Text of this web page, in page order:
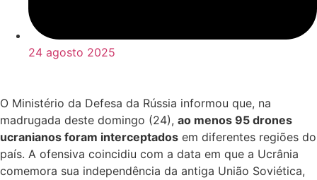
24 agosto 2025
O Ministério da Defesa da Rússia informou que, na
madrugada deste domingo (24), ao menos 95 drones
ucranianos foram interceptados em diferentes regiões do
país. A ofensiva coincidiu com a data em que a Ucrânia
comemora sua independência da antiga União Soviética,